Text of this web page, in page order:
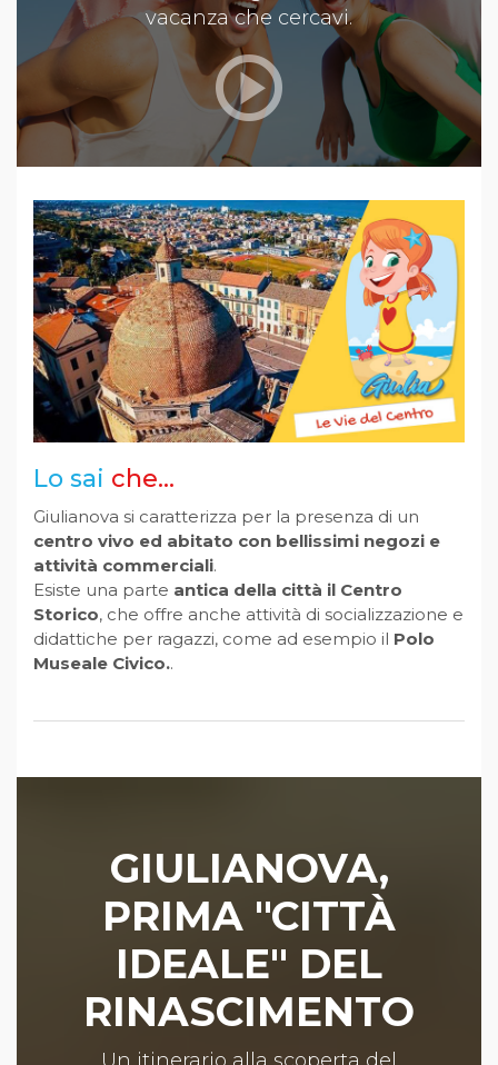
vacanza che cercavi.
Lo sai che...
Giulianova si caratterizza per la presenza di un
centro vivo ed abitato con bellissimi negozi e
attività commerciali.
Esiste una parte antica della città il Centro
Storico, che offre anche attività di socializzazione e
didattiche per ragazzi, come ad esempio il Polo
Museale Civico..
GIULIANOVA,
PRIMA "CITTÀ
IDEALE" DEL
RINASCIMENTO